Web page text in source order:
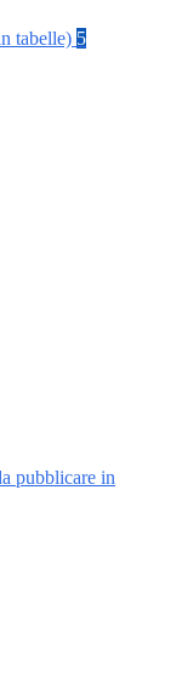
tabelle) 5
pubblicare in